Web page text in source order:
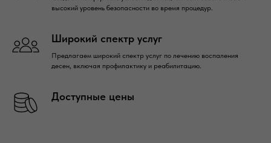
высокий уровень безопасности во время процедур.
Широкий спектр услуг
Предлагаем широкий спектр услуг по лечению воспаления
десен, включая профилактику и реабилитацию.
Доступные цены